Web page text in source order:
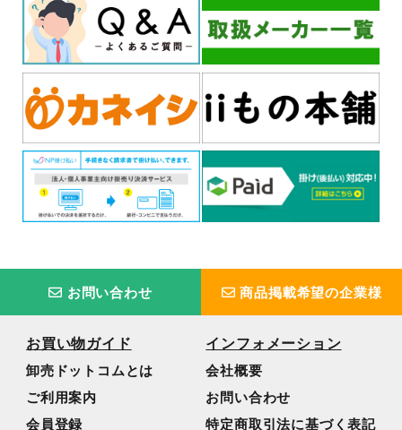
お問い合わせ 商品掲載希望の企業様
お買い物ガイド
卸売ドットコムとは
ご利用案内
会員登録
インフォメーション
会社概要
お問い合わせ
特定商取引法に基づく表記